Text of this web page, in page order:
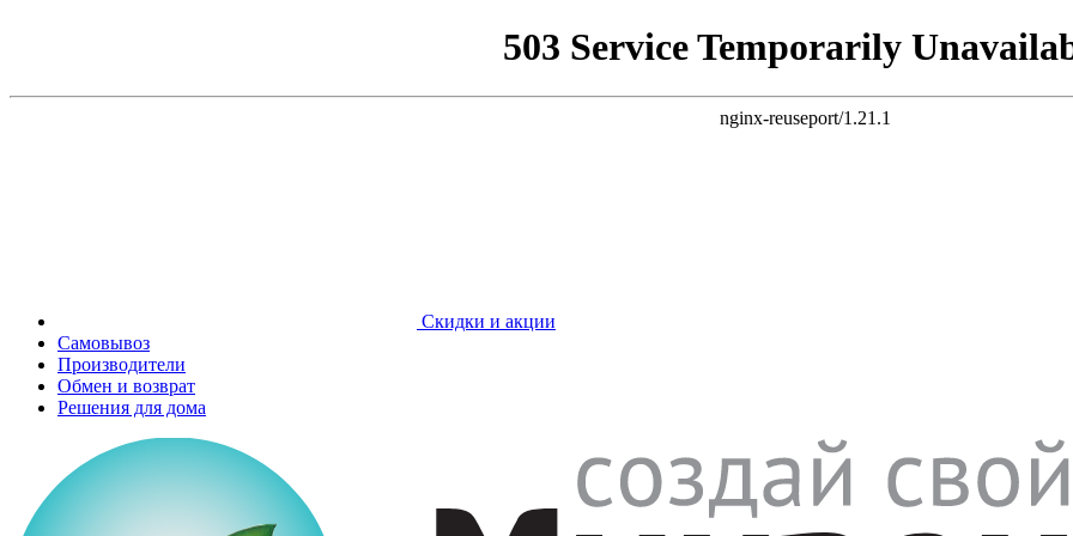
503 Service Temporarily
nginx-reuseport/1.21.1
Скидки и акции
Самовывоз
Производители
Обмен и возврат
Решения для дома